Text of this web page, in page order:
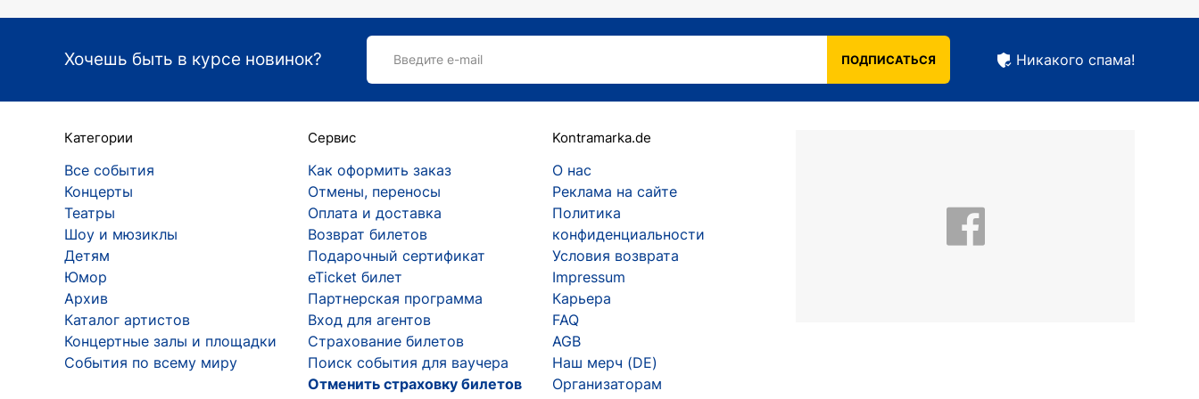
академическое обучение на роль бэк-вокалистки в молодёжном коллективе, исполняющем песни в стиле рэп-R'n'B.
Взрослая Ёлка, прошедшая длинный творческий путь, под яркими лучами славы не очерствела душой. Она участвует в телевизионных
проектах с одарёнными детьми, но делает это не ради самопиара, а с важной для себя целью — помощь. Сделать так, чтобы те дети,
знакомо чувство, когда мечтать уже не хочется, потому что кажется, что впереди только безысходность.
После поездки в Москву на фестиваль рэп-музыки (2001 год), где её первый коллектив B & B занял призовое место, в творческой жизни
Ёлки наступает затишье. На три года Лиза забыла о своей мечте стать знаменитой певицей. Она покидает рэп-группу и работает
официанткой. Когда с ней связался Влад Валов, известный рэпер и продюсер, Елизавета сначала подумала, что это чей-то злой розыгрыш.
Увидев присланный на её имя билет, сделала ещё одну попытку покорить Москву. На этот раз удачную.
Смена направления
После исполнения песни «Сука-любовь» на концертном мероприятии, почтившем память Михея, и выступления на рок-фестивале
«Мегахаус» Ёлка подписывает контракт с «ШЕFF», продюсерской компанией Влада Валова. Она отказывается использовать своё настоящее
имя в качестве сценического бренда, а также просит избавить её от интервью на тему личной жизни. На вопросы о национальности, муже,
детях Елизавета Иванцив отвечает, что «живёт с кошкой», а политикой не интересуется. Известно, что мужа Ёлки зовут Сергей Астахов.
Хочешь быть в курсе новинок? Введите e-mail ПОДПИСАТЬСЯ Никакого спама!
Категории
Все события
Концерты
Театры
Шоу и мюзиклы
Детям
Юмор
Архив
Каталог артистов
Концертные залы и площадки
События по всему миру
Сервис
Как оформить заказ
Отмены, переносы
Оплата и доставка
Возврат билетов
Подарочный сертификат
eTicket билет
Партнерская программа
Вход для агентов
Страхование билетов
Поиск события для ваучера
Отменить страховку билетов
Kontramarka.de
О нас
Реклама на сайте
Политика
конфиденциальности
Условия возврата
Impressum
Карьера
FAQ
AGB
Наш мерч (DE)
Организаторам